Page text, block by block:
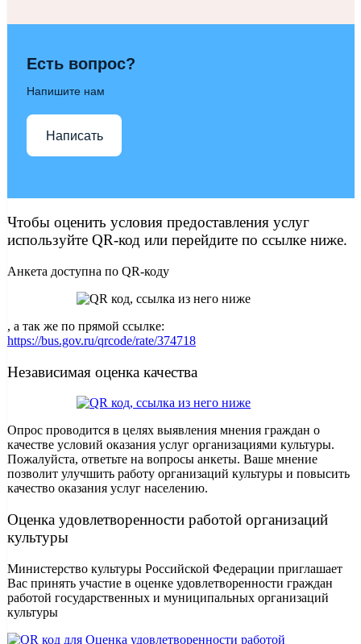
Есть вопрос?
Напишите нам
Написать
Чтобы оценить условия предоставления услуг
используйте QR-код или перейдите по ссылке ниже.
Анкета доступна по QR-коду
, а так же по прямой ссылке:
https://bus.gov.ru/qrcode/rate/374718
Независимая оценка качества
Опрос проводится в целях выявления мнения граждан о
качестве условий оказания услуг организациями культуры.
Пожалуйста, ответьте на вопросы анкеты. Ваше мнение
позволит улучшить работу организаций культуры и повысить
качество оказания услуг населению.
Оценка удовлетворенности работой организаций
культуры
Министерство культуры Российской Федерации приглашает
Вас принять участие в оценке удовлетворенности граждан
работой государственных и муниципальных организаций
культуры